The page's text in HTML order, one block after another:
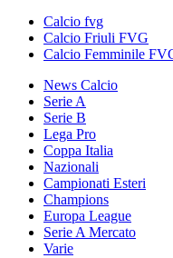
Calcio fvg
Calcio Friuli FVG
Calcio Femminile
News Calcio
Serie A
Serie B
Lega Pro
Coppa Italia
Nazionali
Campionati Esteri
Champions
Europa League
Serie A Mercato
Varie